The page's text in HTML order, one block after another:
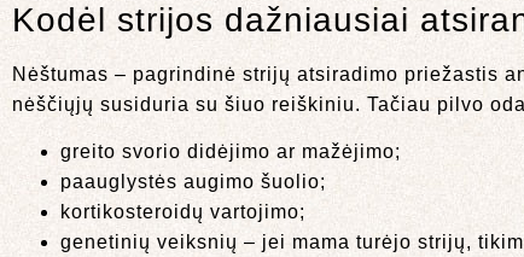
Kodėl strijos dažniausiai
Nėštumas – pagrindinė strijų atsiradimo priežastis
nėščiųjų susiduria su šiuo reiškiniu. Tačiau pilvo
greito svorio didėjimo ar mažėjimo;
paauglystės augimo šuolio;
kortikosteroidų vartojimo;
genetinių veiksnių – jei mama turėjo strijų,